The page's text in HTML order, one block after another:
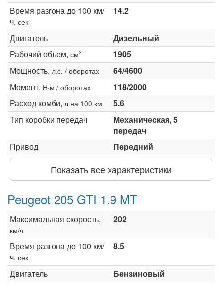
Время разгона до 100 км/
ч, сек
14.2
Двигатель
Дизельный
Рабочий объем, см3
1905
Мощность, л.с. / оборотах
64/4600
Момент, Н·м / оборотах
118/2000
Расход комби, л на 100 км
5.6
Тип коробки передач
Механическая, 5
передач
Привод
Передний
Показать все характеристики
Peugeot 205 GTI 1.9 MT
Максимальная скорость,
км/ч
202
Время разгона до 100 км/
ч, сек
8.5
Двигатель
Бензиновый